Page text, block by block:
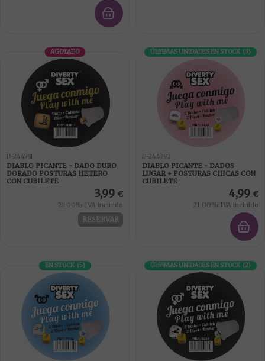
AGOTADO
D-244761
DIABLO PICANTE - DADO DURO
DORADO POSTURAS HETERO
CON CUBILETE
3,99 €
21.00% IVA incluido
RESERVAR
ÚLTIMAS UNIDADES EN STOCK (3)
D-244792
DIABLO PICANTE - DADOS
LUGAR + POSTURAS CHICAS CON
CUBILETE
4,99 €
21.00% IVA incluido
EN STOCK (5) ÚLTIMAS UNIDADES EN STOCK (2)